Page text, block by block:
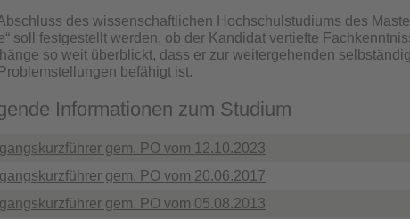
des wissenschaftlichen Hochschulstudiums des
soll festgestellt werden, ob der Kandidat vertiefte
so weit überblickt, dass er zur weitergehenden
befähigt ist.
Informationen zum Studium
gem. PO vom 12.10.2023
gem. PO vom 20.06.2017
gem. PO vom 05.08.2013